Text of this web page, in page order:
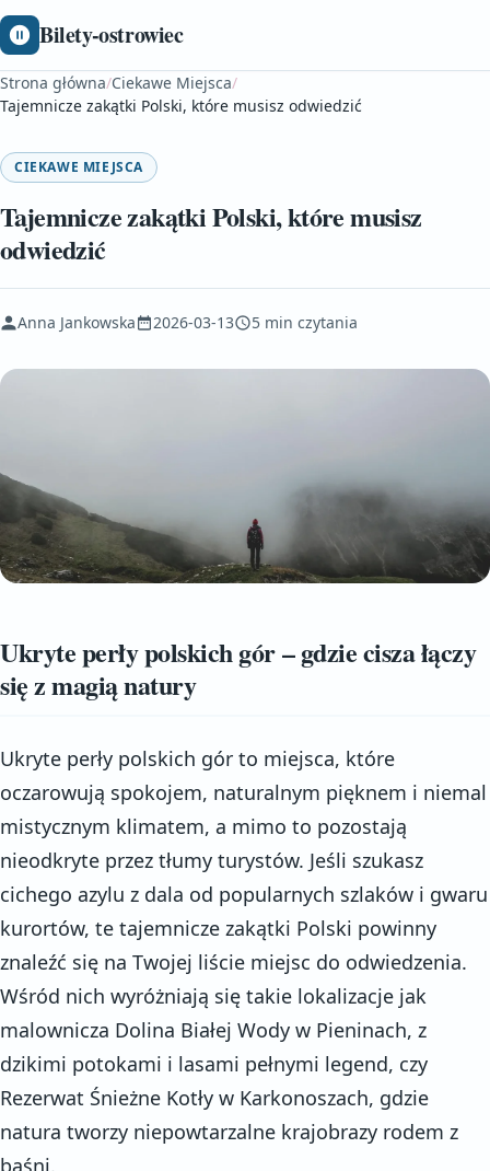
Bilety-ostrowiec
Strona główna/Ciekawe Miejsca/
Tajemnicze zakątki Polski, które musisz odwiedzić
CIEKAWE MIEJSCA
Tajemnicze zakątki Polski, które musisz
odwiedzić
Anna Jankowska 2026-03-13 5 min czytania
Ukryte perły polskich gór – gdzie cisza łączy
się z magią natury
Ukryte perły polskich gór to miejsca, które
oczarowują spokojem, naturalnym pięknem i niemal
mistycznym klimatem, a mimo to pozostają
nieodkryte przez tłumy turystów. Jeśli szukasz
cichego azylu z dala od popularnych szlaków i gwaru
kurortów, te tajemnicze zakątki Polski powinny
znaleźć się na Twojej liście miejsc do odwiedzenia.
Wśród nich wyróżniają się takie lokalizacje jak
malownicza Dolina Białej Wody w Pieninach, z
dzikimi potokami i lasami pełnymi legend, czy
Rezerwat Śnieżne Kotły w Karkonoszach, gdzie
natura tworzy niepowtarzalne krajobrazy rodem z
baśni.